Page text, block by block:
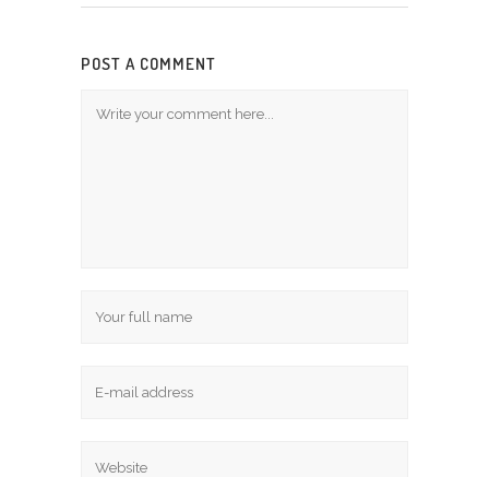
POST A COMMENT